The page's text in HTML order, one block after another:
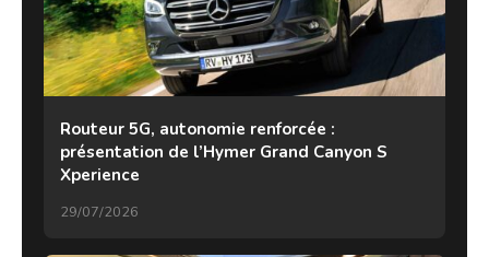
Routeur 5G, autonomie renforcée :
présentation de l’Hymer Grand Canyon S
Xperience
29/07/2026